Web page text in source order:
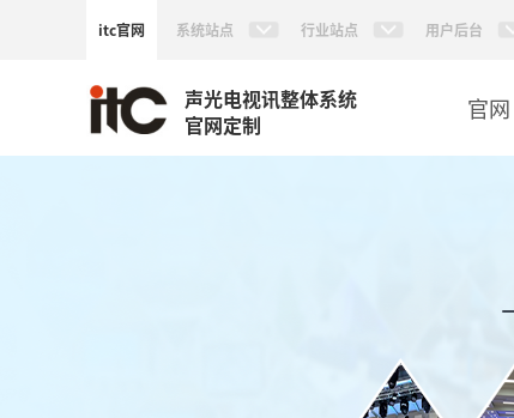
itc官网 系统站点 行业站点 用户后台
声光电视讯整体系统
官网定制
官网